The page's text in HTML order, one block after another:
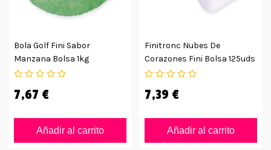
Bola Golf Fini Sabor
Manzana Bolsa 1kg
7,67 €
Añadir al carrito
Finitronc Nubes De
Corazones Fini Bolsa 125uds
7,39 €
Añadir al carrito